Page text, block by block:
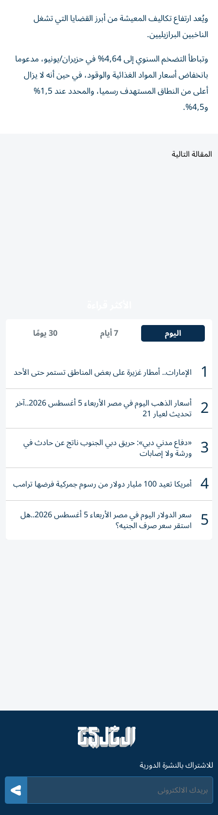
ويُعد ارتفاع تكاليف المعيشة من أبرز القضايا التي تشغل
الناخبين البرازيليين.
وتباطأ التضخم السنوي إلى 4,64% في حزيران/يونيو، مدعوما
بانخفاض أسعار المواد الغذائية والوقود، في حين أنه لا يزال
أعلى من النطاق المستهدف رسميا، والمحدد عند 1,5%
و4,5%.
المقالة التالية
اليوم 7 أيام 30 يومًا
1 الإمارات.. أمطار غزيرة على بعض المناطق تستمر حتى الأحد
2 أسعار الذهب اليوم في مصر الأربعاء 5 أغسطس 2026..آخر
تحديث لعيار 21
3 «دفاع مدني دبي»: حريق دبي الجنوب ناتج عن حادث في
ورشة ولا إصابات
4 أمريكا تعيد 100 مليار دولار من رسوم جمركية فرضها ترامب
5 سعر الدولار اليوم في مصر الأربعاء 5 أغسطس 2026..هل
استقر سعر صرف الجنيه؟
للاشتراك بالنشرة الدورية